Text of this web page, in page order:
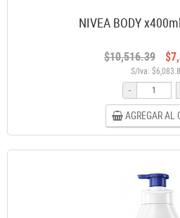
NIVEA BODY
$10,516.39
S/Iva:
-
AGREGAR AL